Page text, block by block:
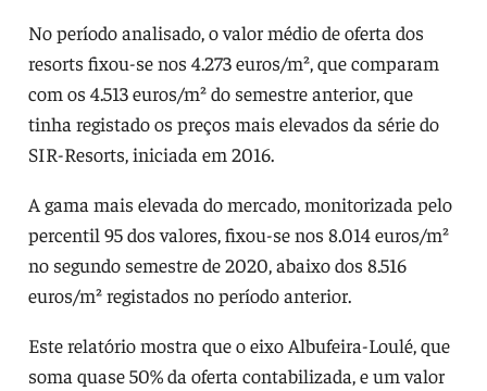
No período analisado, o valor médio de oferta dos
resorts fixou-se nos 4.273 euros/m², que comparam
com os 4.513 euros/m² do semestre anterior, que
tinha registado os preços mais elevados da série do
SIR-Resorts, iniciada em 2016.
A gama mais elevada do mercado, monitorizada pelo
percentil 95 dos valores, fixou-se nos 8.014 euros/m²
no segundo semestre de 2020, abaixo dos 8.516
euros/m² registados no período anterior.
Este relatório mostra que o eixo Albufeira-Loulé, que
soma quase 50% da oferta contabilizada, e um valor